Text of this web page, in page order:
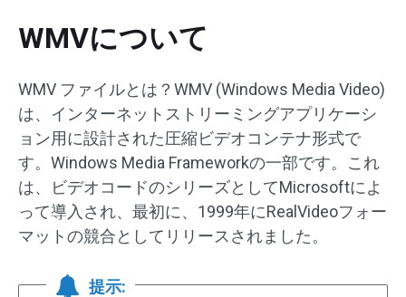
WMVについて
WMV ファイルとは？WMV (Windows Media Video)
は、インターネットストリーミングアプリケーシ
ョン用に設計された圧縮ビデオコンテナ形式で
す。Windows Media Frameworkの一部です。これ
は、ビデオコードのシリーズとしてMicrosoftによ
って導入され、最初に、1999年にRealVideoフォー
マットの競合としてリリースされました。
提示: